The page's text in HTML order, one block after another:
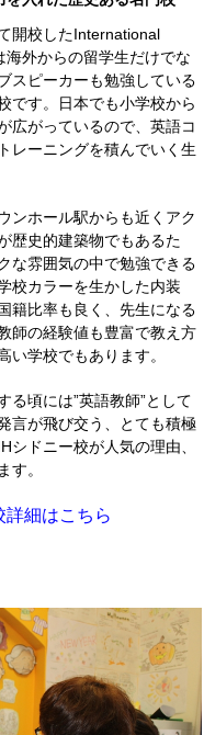
開校したInternational
外からの留学生だけでな
スピーカーも勉強している
です。日本でも小学校から
広がっているので、英語コ
レーニングを積んでいく生
ンホール駅からも近くアク
歴史的建築物でもあるた
な雰囲気の中で勉強できる
校カラーを生かした内装
籍比率も良く、先生になる
師の経験値も豊富で教え方
い学校でもあります。
る頃には”英語教師”として
言が飛び交う、とても積極
シドニー校が人気の理由、
す。
詳細はこちら